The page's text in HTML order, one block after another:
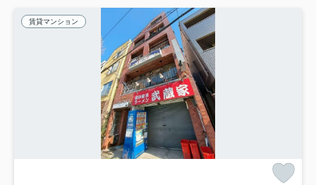
賃貸マンション